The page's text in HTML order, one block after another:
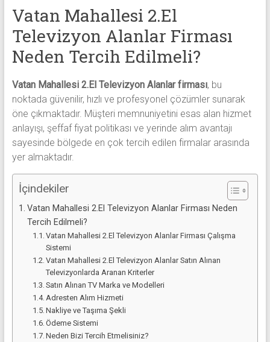
adresten
alım
yapıyor
Vatan Mahallesi 2.El
Televizyon Alanlar Firması
Neden Tercih Edilmeli?
Vatan Mahallesi 2.El Televizyon Alanlar firması, bu
noktada güvenilir, hızlı ve profesyonel çözümler sunarak
öne çıkmaktadır. Müşteri memnuniyetini esas alan hizmet
anlayışı, şeffaf fiyat politikası ve yerinde alım avantajı
sayesinde bölgede en çok tercih edilen firmalar arasında
yer almaktadır.
İçindekiler
Vatan Mahallesi 2.El Televizyon Alanlar Firması Neden
Tercih Edilmeli?
Vatan Mahallesi 2.El Televizyon Alanlar Firması Çalışma
Sistemi
Vatan Mahallesi 2.El Televizyon Alanlar Satın Alınan
Televizyonlarda Aranan Kriterler
Satın Alınan TV Marka ve Modelleri
Adresten Alım Hizmeti
Nakliye ve Taşıma Şekli
Ödeme Sistemi
Neden Bizi Tercih Etmelisiniz?